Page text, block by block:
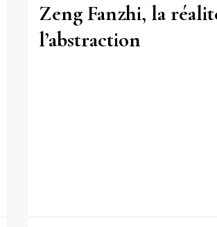
Zeng Fanzhi, la
l’abstraction